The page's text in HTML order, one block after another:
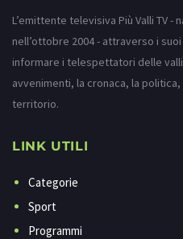
L’emittente televisiva Più Valli TV -
nell’ottobre 2004 - attraverso i
informare i telespettatori delle
avvenimenti, la cronaca, la
territorio.
LINK UTILI
Categorie
Sport
Programmi